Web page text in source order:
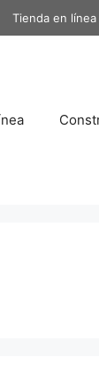
Tienda en línea